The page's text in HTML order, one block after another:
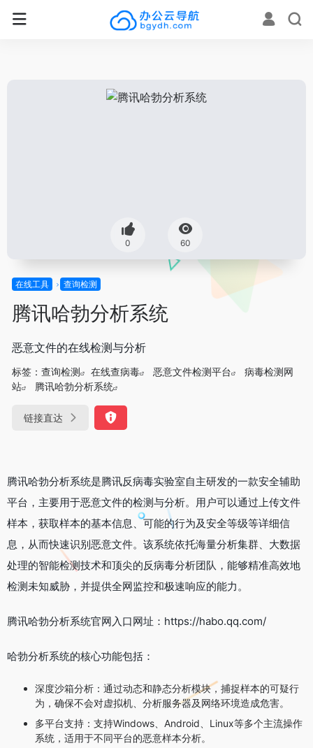
0 60
在线工具 查询检测
腾讯哈勃分析系统
恶意文件的在线检测与分析
标签： 查询检测 在线查病毒 恶意文件检测平台
病毒检测网
站
腾讯哈勃分析系统
链接直达
腾讯哈勃分析系统是腾讯反病毒实验室自主研发的一款安全辅助
平台，主要用于恶意文件的检测与分析。用户可以通过上传文件
样本，获取样本的基本信息、可能的行为及安全等级等详细信
息，从而快速识别恶意文件。该系统依托海量分析集群、大数据
处理的智能检测技术和顶尖的反病毒分析团队，能够精准高效地
检测未知威胁，并提供全网监控和极速响应的能力。
腾讯哈勃分析系统官网入口网址：https://habo.qq.com/
哈勃分析系统的核心功能包括：
深度沙箱分析：通过动态和静态分析模块，捕捉样本的可疑行
为，确保不会对虚拟机、分析服务器及网络环境造成危害。
多平台支持：支持Windows、Android、Linux等多个主流操作
系统，适用于不同平台的恶意样本分析。